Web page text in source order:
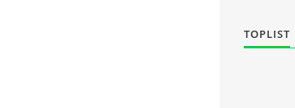
TOPLIST